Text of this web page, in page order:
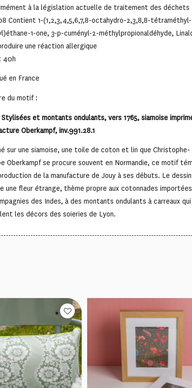
à la législation actuelle de traitement des déchets
Contient 1-(1,2,3,4,5,6,7,8-octahydro-2,3,8,8-
1-one, 3-p-cuményl-2-méthylpropionaldéhyde,
une réaction allergique
40h
en France
du motif :
Stylisées et montants ondulants, vers 1765, siamoise
Oberkampf, inv.991.28.1
sur une siamoise, une toile de coton et lin que Christophe-
Oberkampf se procure souvent en Normandie, ce motif
de la manufacture de Jouy à ses débuts. Le dessin
une fleur étrange, thème propre aux cotonnades
des Indes, à des montants ondulants à carreaux qui
les décors des soieries de Lyon.